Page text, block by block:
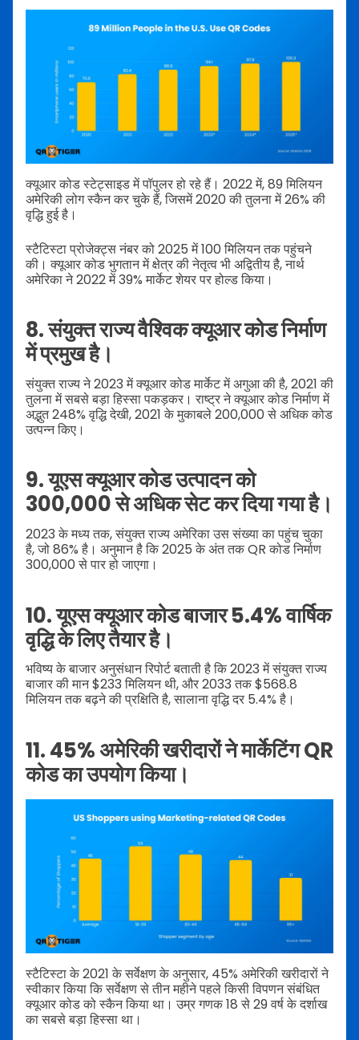
क्यूआर कोड स्टेट्साइड में पॉपुलर हो रहे हैं। 2022 में, 89 मिलियन
अमेरिकी लोग स्कैन कर चुके हैं, जिसमें 2020 की तुलना में 26% की
वृद्धि हुई है।
स्टैटिस्टा प्रोजेक्ट्स नंबर को 2025 में 100 मिलियन तक पहुंचने
की। क्यूआर कोड भुगतान में क्षेत्र की नेतृत्व भी अद्वितीय है, नार्थ
अमेरिका ने 2022 में 39% मार्केट शेयर पर होल्ड किया।
8. संयुक्त राज्य वैश्विक क्यूआर कोड निर्माण
में प्रमुख है।
संयुक्त राज्य ने 2023 में क्यूआर कोड मार्केट में अगुआ की है, 2021 की
तुलना में सबसे बड़ा हिस्सा पकड़कर। राष्ट्र ने क्यूआर कोड निर्माण में
अद्भुत 248% वृद्धि देखी, 2021 के मुकाबले 200,000 से अधिक कोड
उत्पन्न किए।
9. यूएस क्यूआर कोड उत्पादन को
300,000 से अधिक सेट कर दिया गया है।
2023 के मध्य तक, संयुक्त राज्य अमेरिका उस संख्या का पहुंच चुका
है, जो 86% है। अनुमान है कि 2025 के अंत तक QR कोड निर्माण
300,000 से पार हो जाएगा।
10. यूएस क्यूआर कोड बाजार 5.4% वार्षिक
वृद्धि के लिए तैयार है।
भविष्य के बाजार अनुसंधान रिपोर्ट बताती है कि 2023 में संयुक्त राज्य
बाजार की मान $233 मिलियन थी, और 2033 तक $568.8
मिलियन तक बढ़ने की प्रक्षिति है, सालाना वृद्धि दर 5.4% है।
11. 45% अमेरिकी खरीदारों ने मार्केटिंग QR
कोड का उपयोग किया।
स्टैटिस्टा के 2021 के सर्वेक्षण के अनुसार, 45% अमेरिकी खरीदारों ने
स्वीकार किया कि सर्वेक्षण से तीन महीने पहले किसी विपणन संबंधित
क्यूआर कोड को स्कैन किया था। उम्र गणक 18 से 29 वर्ष के दर्शाख
का सबसे बड़ा हिस्सा था।